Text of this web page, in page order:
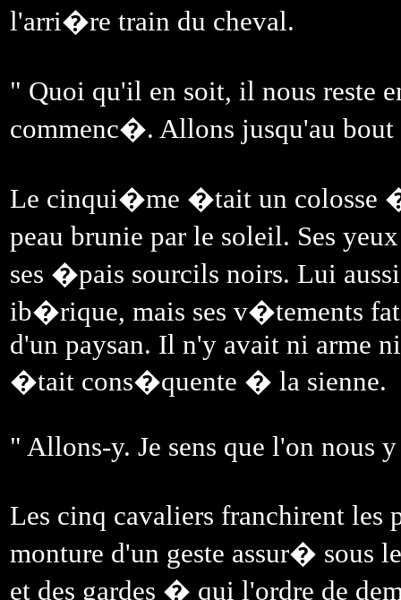
l'arri�re train du cheval.
" Quoi qu'il en soit, il nous reste
commenc�. Allons jusqu'au bout
Le cinqui�me �tait un colosse
peau brunie par le soleil. Ses
ses �pais sourcils noirs. Lui
ib�rique, mais ses v�tements
d'un paysan. Il n'y avait ni arme
�tait cons�quente � la sienne.
" Allons-y. Je sens que l'on nous
Les cinq cavaliers franchirent
monture d'un geste assur� sous
et des gardes � qui l'ordre de